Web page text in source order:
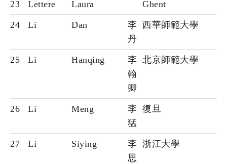
23 Lettere Laura Ghent
24 Li Dan
李
丹
西華師範大學
25 Li Hanqing
李
翰
卿
北京師範大學
26 Li Meng
李
猛
復旦
27 Li Siying
李
思
浙江大學